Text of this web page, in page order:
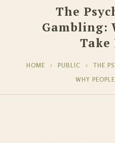
The
Gambling:
Take
HOME PUBLIC
THE
WHY